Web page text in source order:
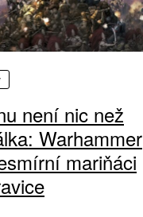
není nic než
Warhammer
mariňáci